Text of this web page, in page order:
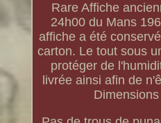
Rare Affiche
24h00 du Mans
affiche a été
carton. Le tout sous
protéger de
livrée ainsi afin de